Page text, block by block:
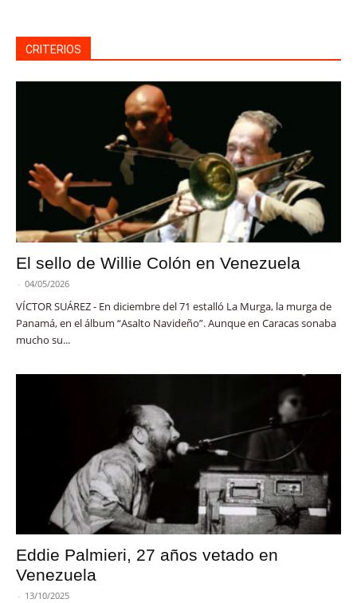
CRITERIOS
El sello de Willie Colón en Venezuela
- 04/05/2026
VÍCTOR SUÁREZ - En diciembre del 71 estalló La Murga, la murga de
Panamá, en el álbum “Asalto Navideño”. Aunque en Caracas sonaba
mucho su...
Eddie Palmieri, 27 años vetado en
Venezuela
- 13/10/2025